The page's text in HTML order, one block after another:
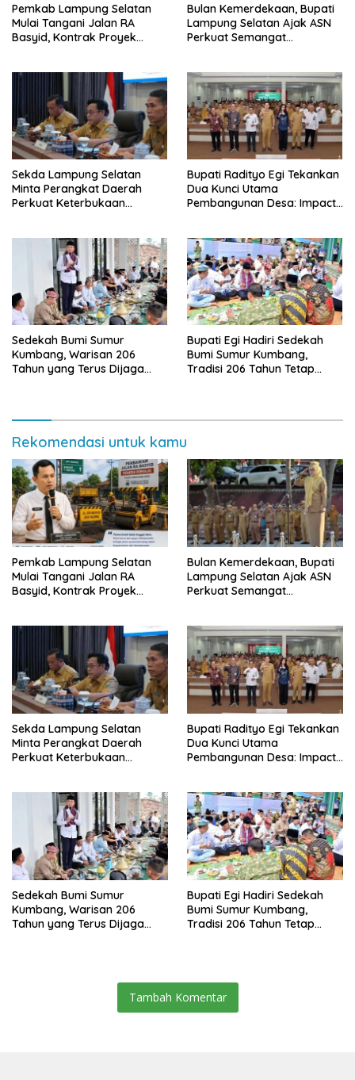
Pemkab Lampung Selatan
Mulai Tangani Jalan RA
Basyid, Kontrak Proyek
Bulan Kemerdekaan, Bupati
Lampung Selatan Ajak ASN
Perkuat Semangat
Sekda Lampung Selatan
Minta Perangkat Daerah
Perkuat Keterbukaan
Bupati Radityo Egi Tekankan
Dua Kunci Utama
Pembangunan Desa: Impact
Sedekah Bumi Sumur
Kumbang, Warisan 206
Tahun yang Terus Dijaga
Bupati Egi Hadiri Sedekah
Bumi Sumur Kumbang,
Tradisi 206 Tahun Tetap
Rekomendasi untuk kamu
Pemkab Lampung Selatan
Mulai Tangani Jalan RA
Basyid, Kontrak Proyek
Bulan Kemerdekaan, Bupati
Lampung Selatan Ajak ASN
Perkuat Semangat
Sekda Lampung Selatan
Minta Perangkat Daerah
Perkuat Keterbukaan
Bupati Radityo Egi Tekankan
Dua Kunci Utama
Pembangunan Desa: Impact
Sedekah Bumi Sumur
Kumbang, Warisan 206
Tahun yang Terus Dijaga
Bupati Egi Hadiri Sedekah
Bumi Sumur Kumbang,
Tradisi 206 Tahun Tetap
Tambah Komentar